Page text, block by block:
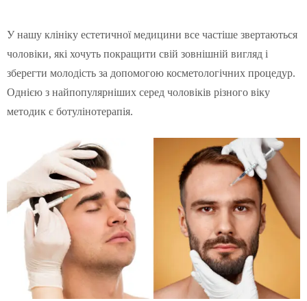
У нашу клініку естетичної медицини все частіше звертаються
чоловіки, які хочуть покращити свій зовнішній вигляд і
зберегти молодість за допомогою косметологічних процедур.
Однією з найпопулярніших серед чоловіків різного віку
методик є ботулінотерапія.